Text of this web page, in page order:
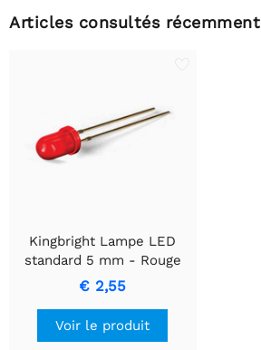
Articles consultés récemment
Kingbright Lampe LED
standard 5 mm - Rouge
diffusé
€ 2,55
Voir le produit